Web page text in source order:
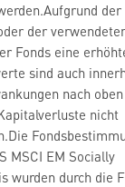
der
der
Fonds eine
sind auch
nach
nicht
MSCI EM Socially
wurden durch die